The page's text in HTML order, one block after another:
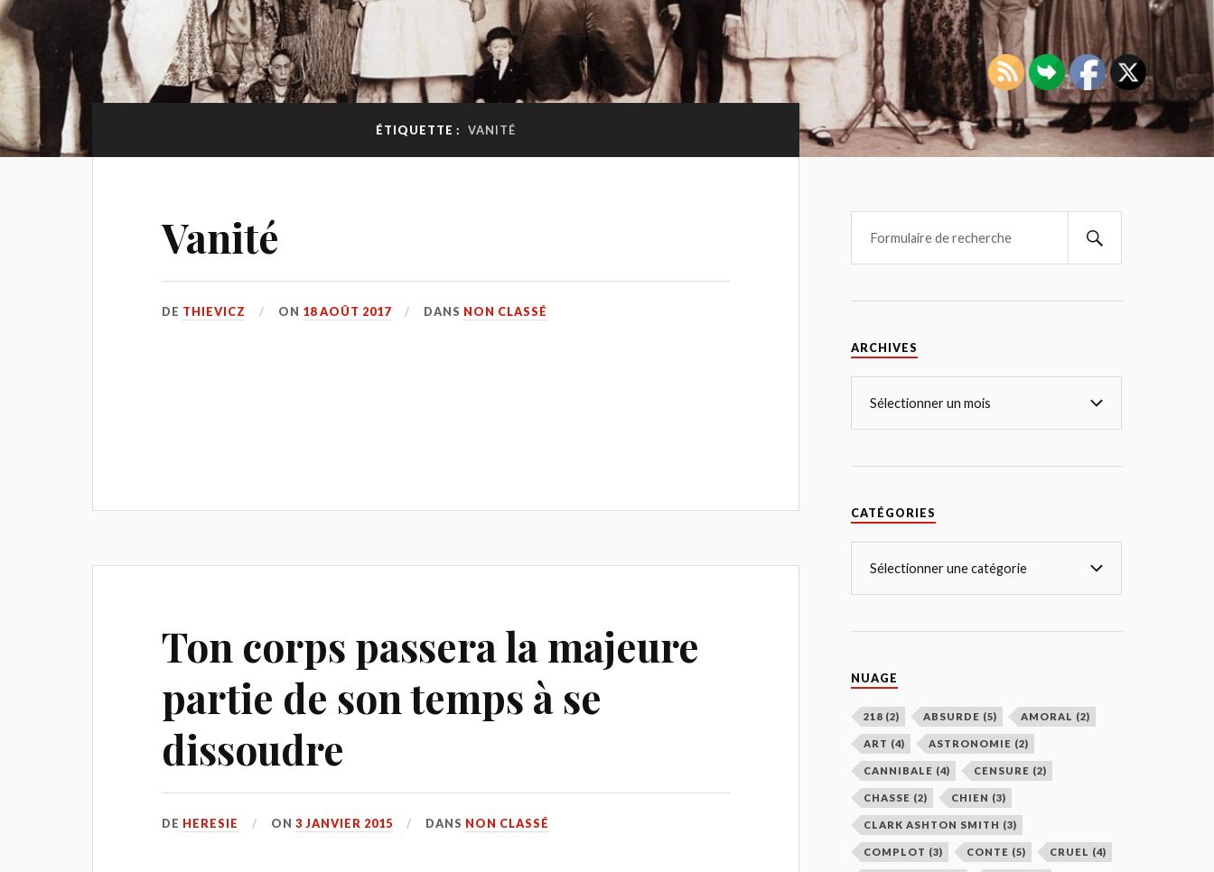
ÉTIQUETTE : VANITÉ
Vanité
DE THIEVICZ ON 18 AOÛT 2017 DANS NON CLASSÉ
Ton corps passera la majeure
partie de son temps à se
dissoudre
DE HERESIE ON3 JANVIER 2015 DANS NON CLASSÉ
ARCHIVES
CATÉGORIES
NUAGE
218 (2) ABSURDE (5) AMORAL (2)
ART (4) ASTRONOMIE (2)
CANNIBALE (4) CENSURE (2)
CHASSE (2) CHIEN (3)
CLARK ASHTON SMITH (3)
COMPLOT (3) CONTE (5) CRUEL (4)